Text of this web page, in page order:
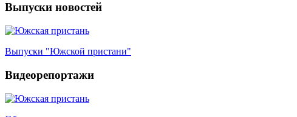
Выпуски новостей
Выпуски "Южской пристани"
Видеорепортажи